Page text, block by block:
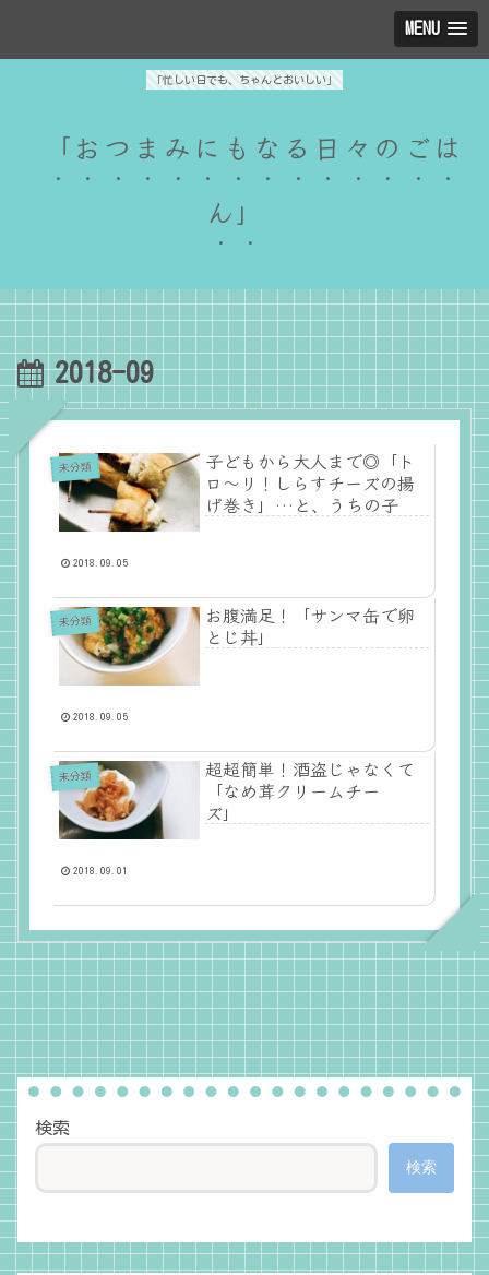
MENU
「忙しい日でも、ちゃんとおいしい」
「おつまみにもなる日々のごは
ん」
2018-09
未分類
子どもから大人まで◎「ト
ロ～リ！しらすチーズの揚
げ巻き」…と、うちの子
2018.09.05
未分類
お腹満足！「サンマ缶で卵
とじ丼」
2018.09.05
未分類
超超簡単！酒盗じゃなくて
「なめ茸クリームチー
ズ」
2018.09.01
検索
検索